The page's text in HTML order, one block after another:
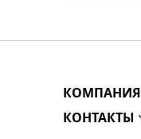
КОМПАНИЯ
КОНТАКТЫ